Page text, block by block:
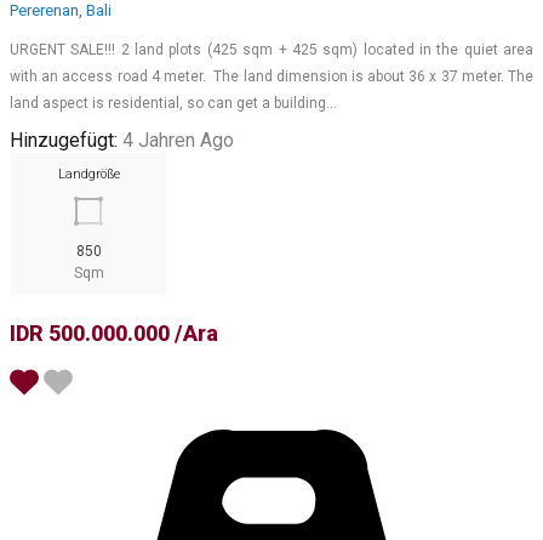
Pererenan, Bali
URGENT SALE!!! 2 land plots (425 sqm + 425 sqm) located in the quiet area
with an access road 4 meter. The land dimension is about 36 x 37 meter. The
land aspect is residential, so can get a building…
Hinzugefügt: 4 Jahren Ago
Landgröße
850
Sqm
IDR 500.000.000 /Ara